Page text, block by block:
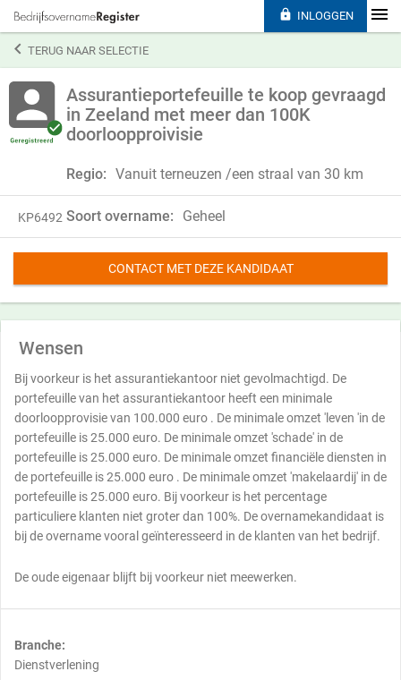
TERUG NAAR SELECTIE
Assurantieportefeuille te koop gevraagd
in Zeeland met meer dan 100K
doorloopproivisie
Regio: Vanuit terneuzen /een straal van 30 km
KP6492 Soort overname: Geheel
CONTACT MET DEZE KANDIDAAT
Wensen
Bij voorkeur is het assurantiekantoor niet gevolmachtigd. De
portefeuille van het assurantiekantoor heeft een minimale
doorloopprovisie van 100.000 euro . De minimale omzet 'leven 'in de
portefeuille is 25.000 euro. De minimale omzet 'schade' in de
portefeuille is 25.000 euro. De minimale omzet financiële diensten in
de portefeuille is 25.000 euro . De minimale omzet 'makelaardij' in de
portefeuille is 25.000 euro. Bij voorkeur is het percentage
particuliere klanten niet groter dan 100%. De overnamekandidaat is
bij de overname vooral geïnteresseerd in de klanten van het bedrijf.
De oude eigenaar blijft bij voorkeur niet meewerken.
Branche:
Dienstverlening
 INLOGGEN